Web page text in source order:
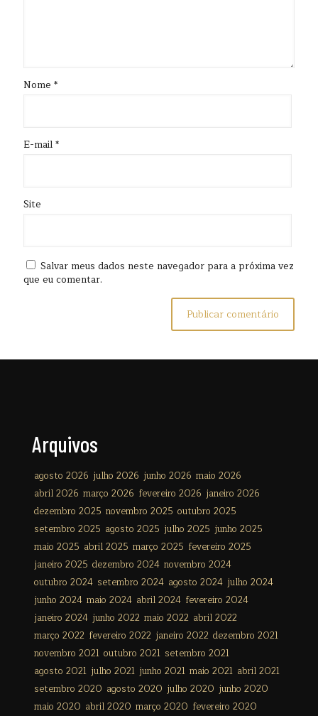
Nome *
E-mail*
Site
Salvar meus dados neste navegador para a próxima vez
que eu comentar.
Arquivos
agosto 2026 julho 2026 junho 2026 maio 2026
abril 2026 março 2026 fevereiro 2026 janeiro 2026
dezembro 2025 novembro 2025 outubro 2025
setembro 2025 agosto 2025 julho 2025 junho 2025
maio 2025 abril 2025 março 2025 fevereiro 2025
janeiro 2025 dezembro 2024 novembro 2024
outubro 2024 setembro 2024 agosto 2024 julho 2024
junho 2024 maio 2024 abril 2024 fevereiro 2024
janeiro 2024 junho 2022 maio 2022 abril 2022
março 2022 fevereiro 2022 janeiro 2022 dezembro 2021
novembro 2021 outubro 2021 setembro 2021
agosto 2021 julho 2021 junho 2021 maio 2021 abril 2021
setembro 2020 agosto 2020 julho 2020 junho 2020
maio 2020 abril 2020 março 2020 fevereiro 2020